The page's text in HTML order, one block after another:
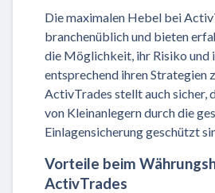
Die maximalen Hebel bei
branchenüblich und bieten
die Möglichkeit, ihr Risiko und
entsprechend ihren Strategien
ActivTrades stellt auch sicher,
von Kleinanlegern durch die
Einlagensicherung geschützt
Vorteile beim
ActivTrades